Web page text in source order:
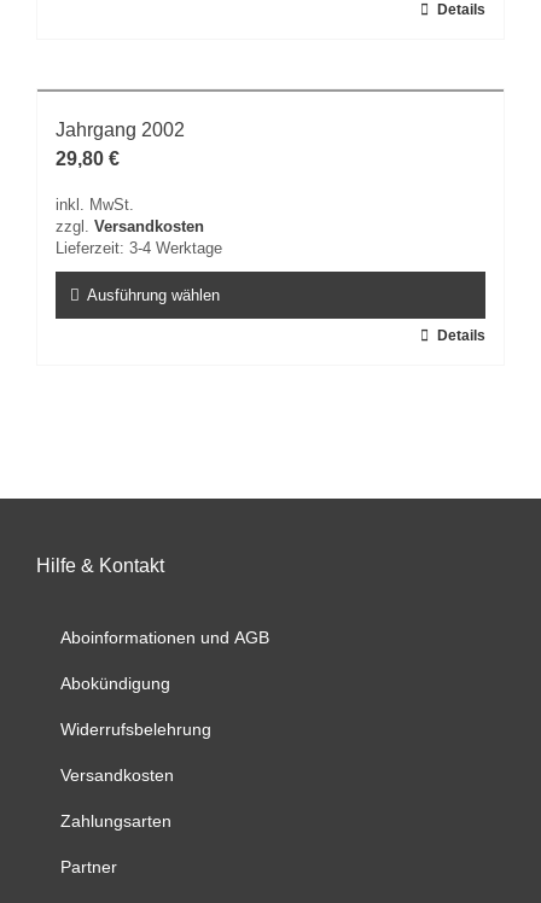
mehrere
auf.
Die
können
auf
Produktseite
gewählt
Details
Jahrgang 2002
29,80 €
inkl. MwSt.
zzgl. Versandkosten
Lieferzeit: 3-4 Werktage
Ausführung wählen
auf
gewählt
Details
Hilfe & Kontakt
Aboinformationen und AGB
Abokündigung
Widerrufsbelehrung
Versandkosten
Zahlungsarten
Partner